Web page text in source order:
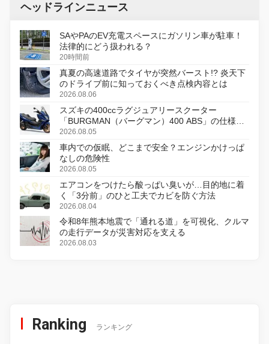
ヘッドラインニュース
SAやPAのEV充電スペースにガソリン車が駐車！
法律的にどう扱われる？
20時間前
真夏の高速道路でタイヤが突然バースト!? 炎天下
のドライブ前に知っておくべき点検内容とは
2026.08.06
スズキの400ccラグジュアリースクーター
「BURGMAN（バーグマン）400 ABS」の仕様を
変更し、8月18日に発売
2026.08.05
車内での仮眠、どこまで安全？エンジンかけっぱ
なしの危険性
2026.08.05
エアコンをつけたら酸っぱい臭いが…目的地に着
く「3分前」のひと工夫でカビを防ぐ方法
2026.08.04
令和8年熊本地震で「通れる道」を可視化、クルマ
の走行データが災害対応を支える
2026.08.03
Ranking ランキング